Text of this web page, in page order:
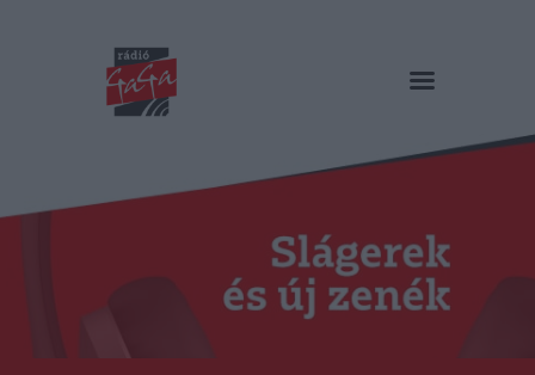
RÁDIÓ GAGA
Műsorok
Duma Duba
Podcast és videók
Stáb